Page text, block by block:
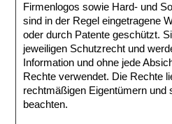
Firmenlogos sowie Hard- und
sind in der Regel eingetragene
oder durch Patente geschützt.
jeweiligen Schutzrecht und
Information und ohne jede
Rechte verwendet. Die Rechte
rechtmäßigen Eigentümern und
beachten.